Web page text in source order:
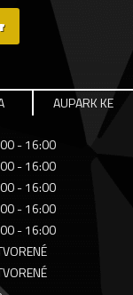
AUPARK KE
- 16:00
- 16:00
- 16:00
- 16:00
- 16:00